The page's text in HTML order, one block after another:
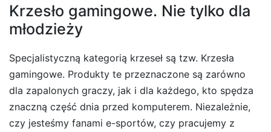
Krzesło gamingowe. Nie tylko dla
młodzieży
Specjalistyczną kategorią krzeseł są tzw. Krzesła
gamingowe. Produkty te przeznaczone są zarówno
dla zapalonych graczy, jak i dla każdego, kto spędza
znaczną część dnia przed komputerem. Niezależnie,
czy jesteśmy fanami e-sportów, czy pracujemy z